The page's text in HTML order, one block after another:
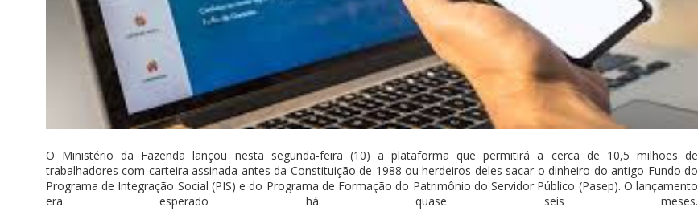
O Ministério da Fazenda lançou nesta segunda-feira (10) a plataforma que permitirá a cerca de 10,5 milhões de
trabalhadores com carteira assinada antes da Constituição de 1988 ou herdeiros deles sacar o dinheiro do antigo Fundo do
Programa de Integração Social (PIS) e do Programa de Formação do Patrimônio do Servidor Público (Pasep). O lançamento
era esperado há quase seis meses.